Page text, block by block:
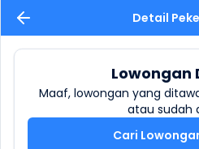
Detail
Lowongan
Maaf, lowongan yang
atau sudah
Cari